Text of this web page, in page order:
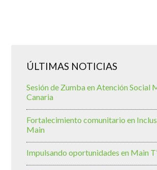
ÚLTIMAS NOTICIAS
Sesión de Zumba en Atención Social
Canaria
Fortalecimiento comunitario en
Main
Impulsando oportunidades en Main